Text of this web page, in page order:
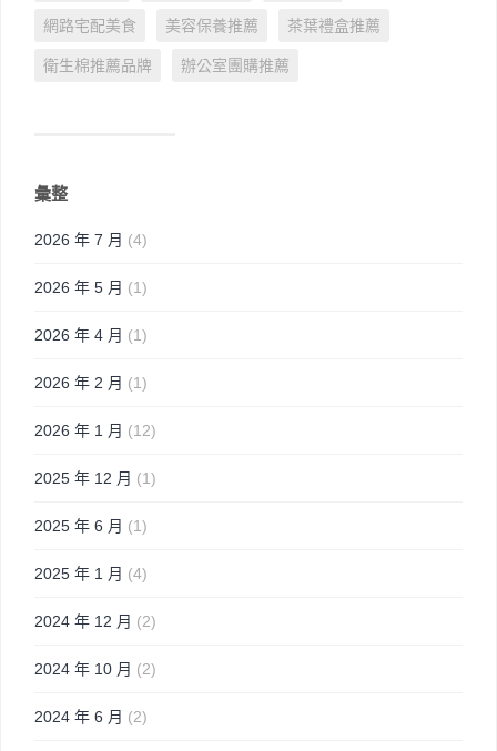
網路宅配美食 美容保養推薦 茶葉禮盒推薦
衛生棉推薦品牌 辦公室團購推薦
彙整
2026 年 7 月 (4)
2026 年 5 月 (1)
2026 年 4 月 (1)
2026 年 2 月 (1)
2026 年 1 月 (12)
2025 年 12 月 (1)
2025 年 6 月 (1)
2025 年 1 月 (4)
2024 年 12 月 (2)
2024 年 10 月 (2)
2024 年 6 月 (2)